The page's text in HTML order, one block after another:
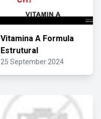
Vitamina A Formula
Estrutural
25 September 2024